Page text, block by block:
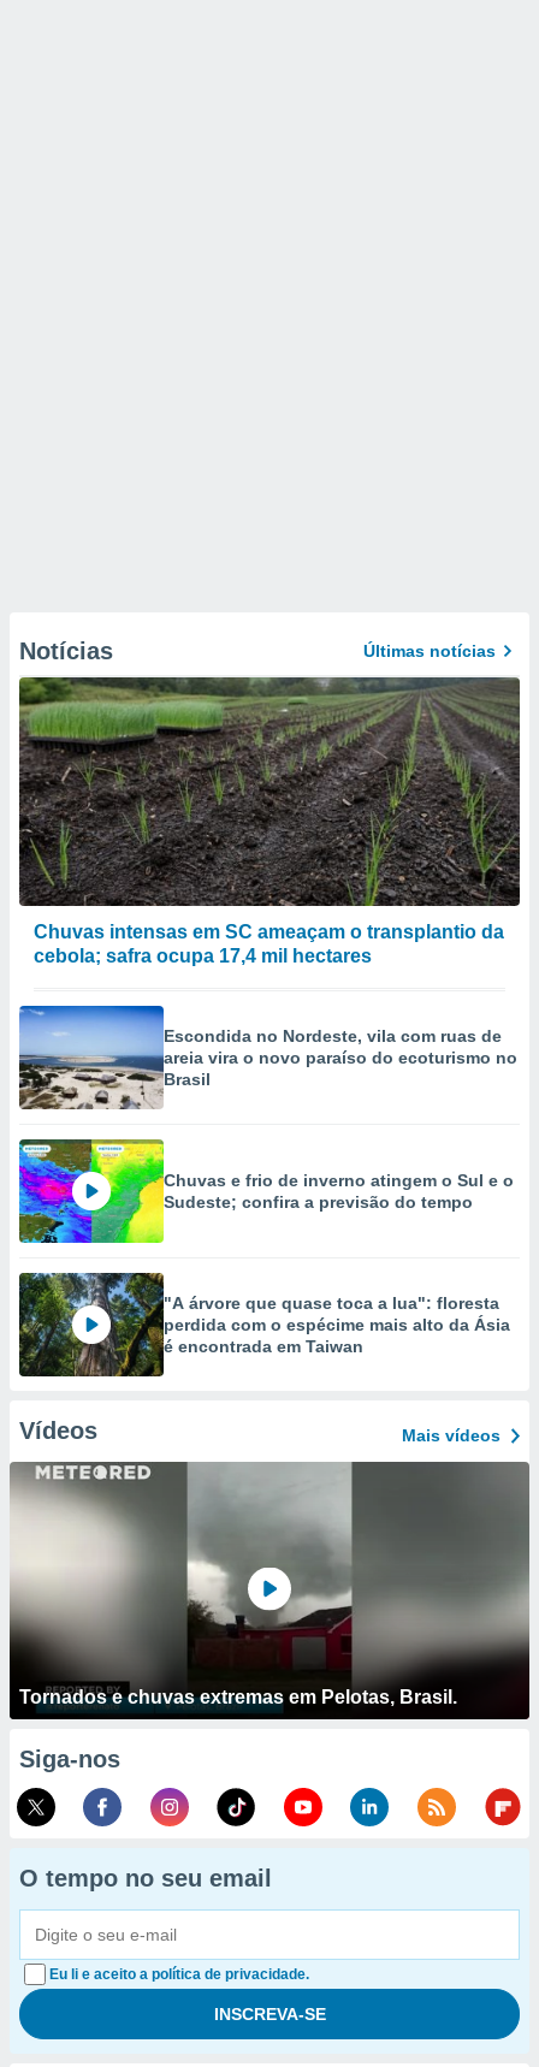
Notícias Últimas notícias
Chuvas intensas em SC ameaçam o transplantio da
cebola; safra ocupa 17,4 mil hectares
Escondida no Nordeste, vila com ruas de
areia vira o novo paraíso do ecoturismo no
Brasil
Chuvas e frio de inverno atingem o Sul e o
Sudeste; confira a previsão do tempo
"A árvore que quase toca a lua": floresta
perdida com o espécime mais alto da Ásia
é encontrada em Taiwan
Vídeos Mais vídeos
Tornados e chuvas extremas em Pelotas, Brasil.
Siga-nos
O tempo no seu email
Eu li e aceito a política de privacidade.